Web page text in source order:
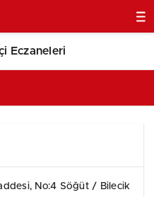
Eczaneleri
No:4 Söğüt / Bilecik